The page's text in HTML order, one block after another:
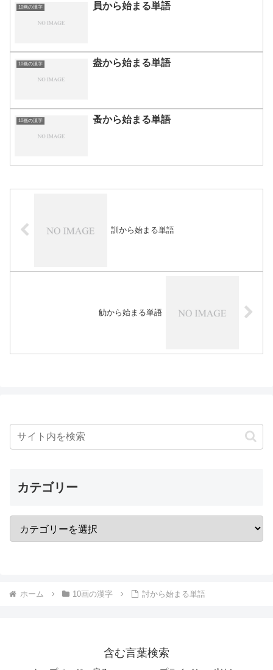
10画の漢字 員から始まる単語
10画の漢字 盎から始まる単語
10画の漢字 蚤から始まる単語
訓から始まる単語
觔から始まる単語
カテゴリー
ホーム 10画の漢字 討から始まる単語
含む言葉検索